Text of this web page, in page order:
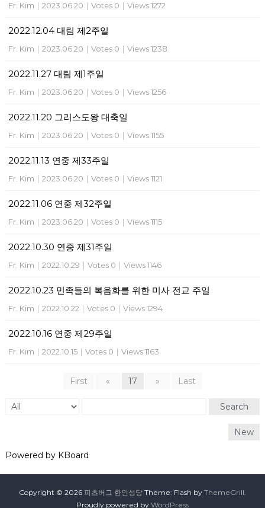
Fr. Kim | 2023.06.20 | Votes 0 | Views 1272
2022.12.04 대림 제2주일
Fr. Kim | 2023.06.20 | Votes 0 | Views 1238
2022.11.27 대림 제1주일
Fr. Kim | 2023.06.20 | Votes 0 | Views 1256
2022.11.20 그리스도왕 대축일
Fr. Kim | 2023.06.20 | Votes 0 | Views 1155
2022.11.13 연중 제33주일
Fr. Kim | 2023.06.20 | Votes 0 | Views 1121
2022.11.06 연중 제32주일
Fr. Kim | 2023.06.20 | Votes 0 | Views 1115
2022.10.30 연중 제31주일
Fr. Kim | 2022.10.29 | Votes 0 | Views 1146
2022.10.23 민족들의 복음화를 위한 미사 전교 주일
Fr. Kim | 2022.10.22 | Votes 0 | Views 1294
2022.10.16 연중 제29주일
Fr. Kim | 2022.10.15 | Votes 0 | Views 1163
First « 17 » Last
Search
New
Powered by KBoard
Copyright © 2026 피츠버그 한인성당 Theme: Flash by ThemeGrill.
Proudly powered by WordPress